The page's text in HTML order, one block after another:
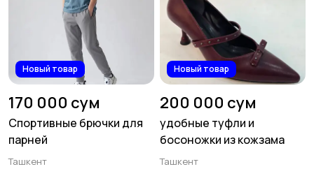
Новый товар
170 000 сум
Спортивные брючки для
парней
Ташкент
Новый товар
200 000 сум
удобные туфли и
босоножки из кожзама
Ташкент